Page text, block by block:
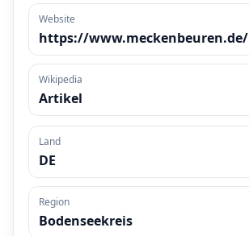
Website
https://www.meckenbeuren.de/
Wikipedia
Artikel
Land
DE
Region
Bodenseekreis